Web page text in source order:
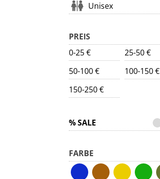
Unisex
PREIS
0-25 €
25-50 €
50-100 €
100-150 €
150-250 €
% SALE
FARBE